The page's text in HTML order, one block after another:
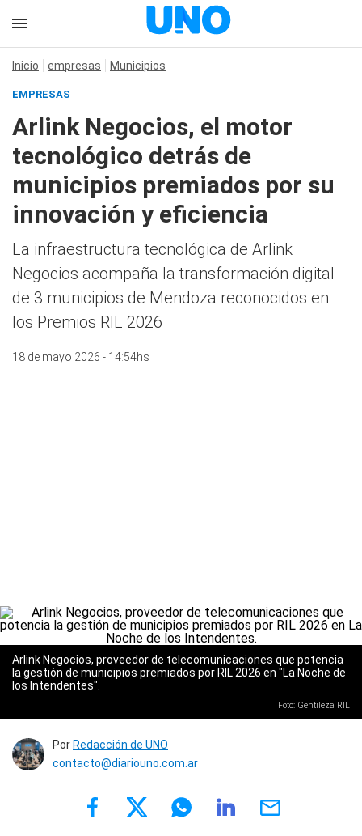
Inicio empresas Municipios
EMPRESAS
Arlink Negocios, el motor
tecnológico detrás de
municipios premiados por su
innovación y eficiencia
La infraestructura tecnológica de Arlink
Negocios acompaña la transformación digital
de 3 municipios de Mendoza reconocidos en
los Premios RIL 2026
18 de mayo 2026 - 14:54hs
Arlink Negocios, proveedor de telecomunicaciones que potencia
la gestión de municipios premiados por RIL 2026 en "La Noche de
los Intendentes".
Foto: Gentileza RIL
Por Redacción de UNO
contacto@diariouno.com.ar